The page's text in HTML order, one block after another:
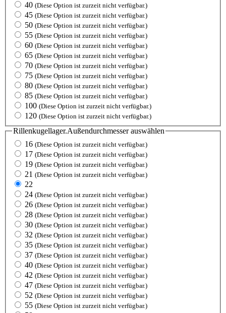
40 (Diese Option ist zurzeit nicht verfügbar.)
45 (Diese Option ist zurzeit nicht verfügbar.)
50 (Diese Option ist zurzeit nicht verfügbar.)
55 (Diese Option ist zurzeit nicht verfügbar.)
60 (Diese Option ist zurzeit nicht verfügbar.)
65 (Diese Option ist zurzeit nicht verfügbar.)
70 (Diese Option ist zurzeit nicht verfügbar.)
75 (Diese Option ist zurzeit nicht verfügbar.)
80 (Diese Option ist zurzeit nicht verfügbar.)
85 (Diese Option ist zurzeit nicht verfügbar.)
100 (Diese Option ist zurzeit nicht verfügbar.)
120 (Diese Option ist zurzeit nicht verfügbar.)
Rillenkugellager.Außendurchmesserauswählen
16 (Diese Option ist zurzeit nicht verfügbar.)
17 (Diese Option ist zurzeit nicht verfügbar.)
19 (Diese Option ist zurzeit nicht verfügbar.)
21 (Diese Option ist zurzeit nicht verfügbar.)
22
24 (Diese Option ist zurzeit nicht verfügbar.)
26 (Diese Option ist zurzeit nicht verfügbar.)
28 (Diese Option ist zurzeit nicht verfügbar.)
30 (Diese Option ist zurzeit nicht verfügbar.)
32 (Diese Option ist zurzeit nicht verfügbar.)
35 (Diese Option ist zurzeit nicht verfügbar.)
37 (Diese Option ist zurzeit nicht verfügbar.)
40 (Diese Option ist zurzeit nicht verfügbar.)
42 (Diese Option ist zurzeit nicht verfügbar.)
47 (Diese Option ist zurzeit nicht verfügbar.)
52 (Diese Option ist zurzeit nicht verfügbar.)
55 (Diese Option ist zurzeit nicht verfügbar.)